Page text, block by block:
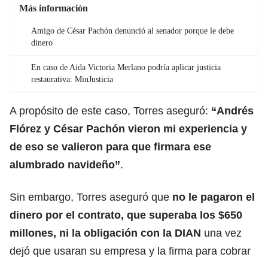
Más información
Amigo de César Pachón denunció al senador porque le debe
dinero
En caso de Aida Victoria Merlano podría aplicar justicia
restaurativa: MinJusticia
A propósito de este caso, Torres aseguró: “Andrés
Flórez y César Pachón vieron mi experiencia y
de eso se valieron para que firmara ese
alumbrado navideño”.
Sin embargo, Torres aseguró que no le pagaron el
dinero por el contrato, que superaba los $650
millones, ni la obligación con la DIAN una vez
dejó que usaran su empresa y la firma para cobrar